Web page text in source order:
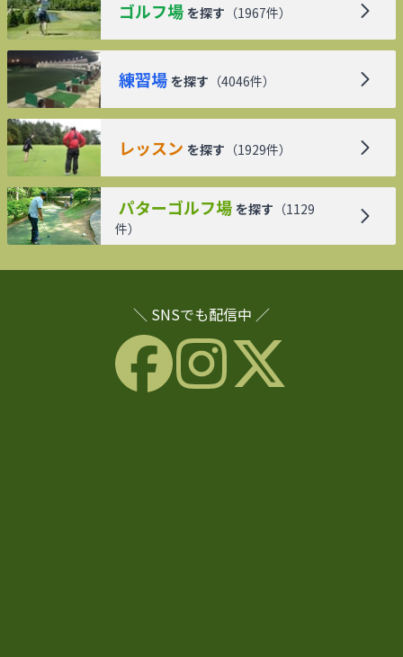
ゴルフ場 を探す （1967件）
練習場 を探す （4046件）
レッスン を探す （1929件）
パターゴルフ場 を探す （1129
件）
＼ SNSでも配信中 ／